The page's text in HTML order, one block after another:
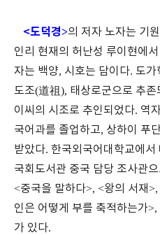
<도덕경>의 저자 노자는 기
인리 현재의 허난성 루이현에
자는 백양, 시호는 담이다. 도가
도조(道祖), 태상로군으로 추존
이씨의 시조로 추인되었다. 역
국어과를 졸업하고, 상하이 푸
받았다. 한국외국어대학교에
국회도서관 중국 담당 조사관
<중국을 말하다>, <왕의 서재>,
인은 어떻게 부를 축적하는가>,
가 있다.